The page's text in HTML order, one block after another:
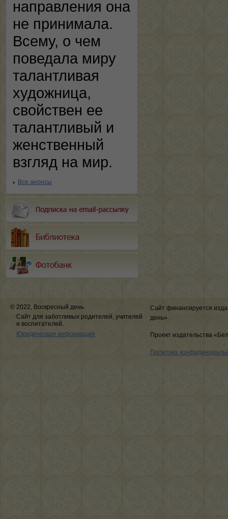
направления она
не принимала.
Всему, о чем
поведала миру
талантливая
художница,
свойствен ее
талантливый и
женственный
взгляд на мир.
Все анонсы
© 2022, Воскресный день
Сайт для заботливых родителей, учителей
и воспитателей.
Юридическая информация
Сайт финансируется
день»
Проект издательства
Политика